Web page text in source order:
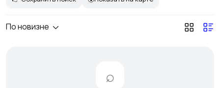
По новизне